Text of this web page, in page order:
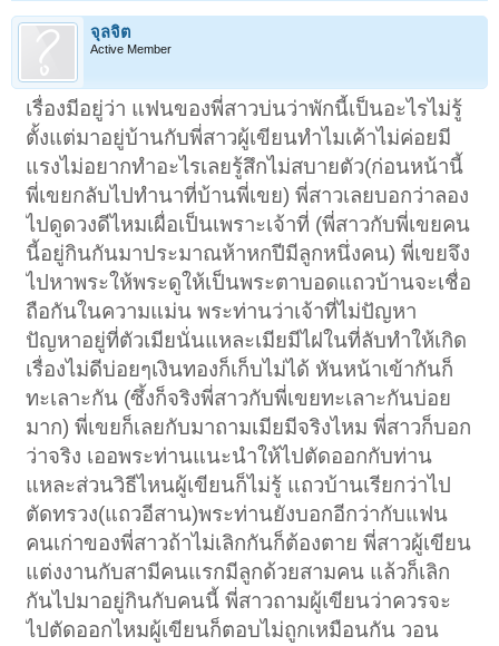
จุลจิต
Active Member
เรื่องมีอยู่ว่า แฟนของพี่สาวบ่นว่าพักนี้เป็นอะไรไม่รู้
ตั้งแต่มาอยู่บ้านกับพี่สาวผู้เขียนทำไมเค้าไม่ค่อยมี
แรงไม่อยากทำอะไรเลยรู้สึกไม่สบายตัว(ก่อนหน้านี้
พี่เขยกลับไปทำนาที่บ้านพี่เขย) พี่สาวเลยบอกว่าลอง
ไปดูดวงดีไหมเผื่อเป็นเพราะเจ้าที่ (พี่สาวกับพี่เขยคน
นี้อยู่กินกันมาประมาณห้าหกปีมีลูกหนึ่งคน) พี่เขยจึง
ไปหาพระให้พระดูให้เป็นพระตาบอดแถวบ้านจะเชื่อ
ถือกันในความแม่น พระท่านว่าเจ้าที่ไม่ปัญหา
ปัญหาอยู่ที่ตัวเมียนั่นแหละเมียมีไฝในที่ลับทำให้เกิด
เรื่องไม่ดีบ่อยๆเงินทองก็เก็บไม่ได้ หันหน้าเข้ากันก็
ทะเลาะกัน (ซึ้งก็จริงพี่สาวกับพี่เขยทะเลาะกันบ่อย
มาก) พี่เขยก็เลยกับมาถามเมียมีจริงไหม พี่สาวก็บอก
ว่าจริง เออพระท่านแนะนำให้ไปตัดออกกับท่าน
แหละส่วนวิธีไหนผู้เขียนก็ไม่รู้ แถวบ้านเรียกว่าไป
ตัดทรวง(แถวอีสาน)พระท่านยังบอกอีกว่ากับแฟน
คนเก่าของพี่สาวถ้าไม่เลิกกันก็ต้องตาย พี่สาวผู้เขียน
แต่งงานกับสามีคนแรกมีลูกด้วยสามคน แล้วก็เลิก
กันไปมาอยู่กินกับคนนี้ พี่สาวถามผู้เขียนว่าควรจะ
ไปตัดออกไหมผู้เขียนก็ตอบไม่ถูกเหมือนกัน วอน